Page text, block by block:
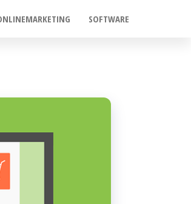
SOFTWARE